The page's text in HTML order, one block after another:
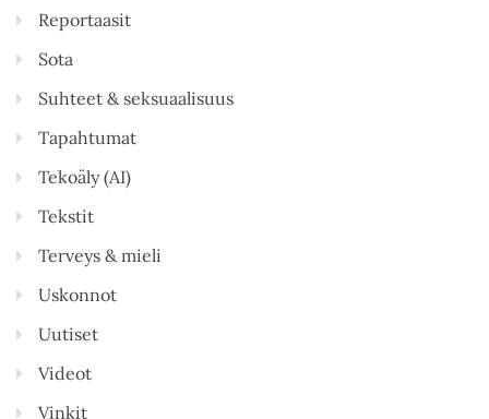
Reportaasit
Sota
Suhteet & seksuaalisuus
Tapahtumat
Tekoäly (AI)
Tekstit
Terveys & mieli
Uskonnot
Uutiset
Videot
Vinkit